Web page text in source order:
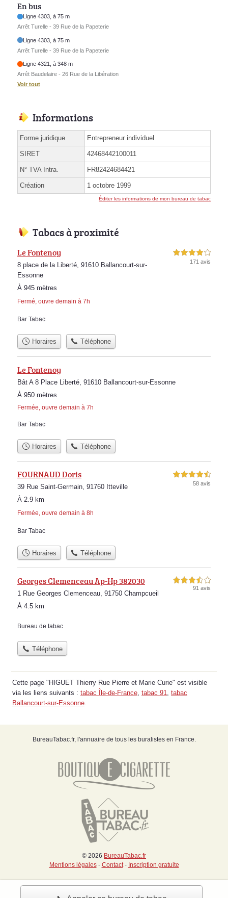
En bus
Ligne 4303, à 75 m
Arrêt Turelle - 39 Rue de la Papeterie
Ligne 4303, à 75 m
Arrêt Turelle - 39 Rue de la Papeterie
Ligne 4321, à 348 m
Arrêt Baudelaire - 26 Rue de la Libération
Voir tout
Informations
Forme juridique Entrepreneur individuel
SIRET 42468442100011
N° TVA Intra. FR82424684421
Création 1 octobre 1999
Éditer les informations de mon bureau de tabac
Tabacs à proximité
Le Fontenoy
8 place de la Liberté, 91610 Ballancourt-sur-
Essonne
À 945 mètres
Fermé, ouvre demain à 7h
4,0 étoiles sur 5
171 avis
Bar Tabac
Horaires Téléphone
Le Fontenoy
Bât A 8 Place Liberté, 91610 Ballancourt-sur-Essonne
À 950 mètres
Fermée, ouvre demain à 7h
Bar Tabac
Horaires Téléphone
FOURNAUD Doris
39 Rue Saint-Germain, 91760 Itteville
À 2.9 km
Fermée, ouvre demain à 8h
4,5 étoiles sur 5
58 avis
Bar Tabac
Horaires Téléphone
Georges Clemenceau Ap-Hp 382030
1 Rue Georges Clemenceau, 91750 Champcueil
À 4.5 km
3,5 étoiles sur 5
91 avis
Bureau de tabac
Téléphone
Cette page "HIGUET Thierry Rue Pierre et Marie Curie" est visible
via les liens suivants : tabac Île-de-France tabac 91
tabac
Ballancourt-sur-Essonne
BureauTabac.fr, l'annuaire de tous les buralistes en France.
© 2026 BureauTabac.fr
Mentions légales- Contact- Inscription gratuite